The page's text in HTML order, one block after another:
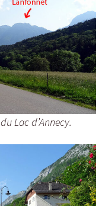
Lac d’Annecy.